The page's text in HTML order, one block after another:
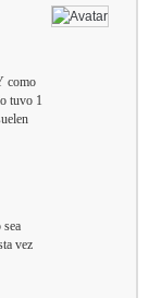
como
tuvo 1
vez